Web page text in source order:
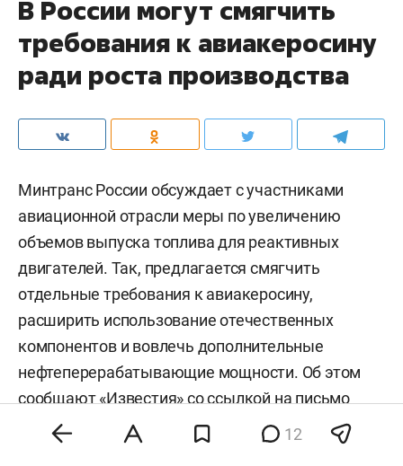
В России могут смягчить
требования к авиакеросину
ради роста производства
Минтранс России обсуждает с участниками
авиационной отрасли меры по увеличению
объемов выпуска топлива для реактивных
двигателей. Так, предлагается смягчить
отдельные требования к авиакеросину,
расширить использование отечественных
компонентов и вовлечь дополнительные
нефтеперерабатывающие мощности. Об этом
сообщают «Известия» со ссылкой на письмо
директора департамента госполитики в области
12